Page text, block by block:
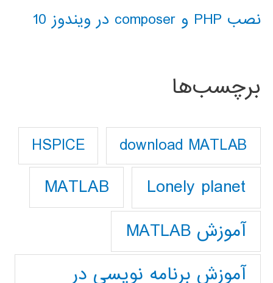
نصب PHP و composer در ویندوز 10
برچسب‌ها
download MATLAB
HSPICE
Lonely planet
MATLAB
آموزش MATLAB
آموزش برنامه نویسی در